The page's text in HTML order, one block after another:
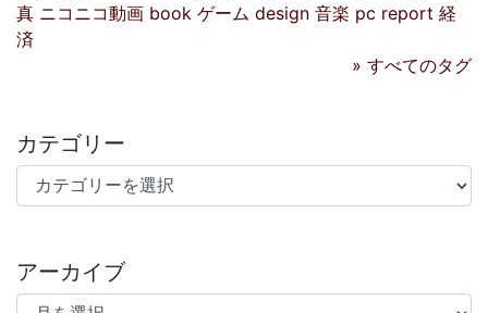
真 ニコニコ動画 book ゲーム design 音楽 pc report 経
済
» すべてのタグ
カテゴリー
カテゴリー
アーカイブ
アーカイブ